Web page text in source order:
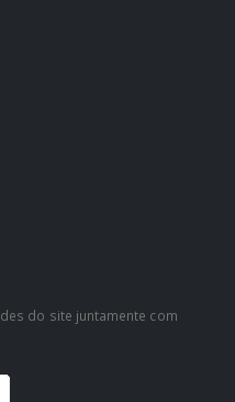
do site juntamente com